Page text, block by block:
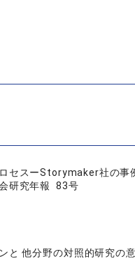
セスーStorymaker社の事
研究年報 83号
と 他分野の対照的研究の